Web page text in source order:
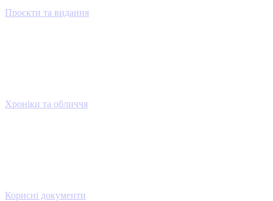
Проєкти та видання
Хроніки та обличчя
Корисні документи